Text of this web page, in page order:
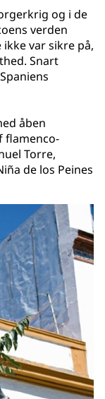
og i de
verden
var sikre på,
Snart
åben
flamenco-
Torre,
de los Peines